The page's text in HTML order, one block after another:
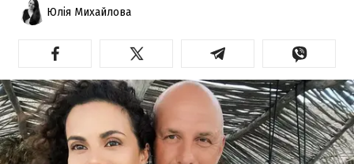
Юлія Михайлова